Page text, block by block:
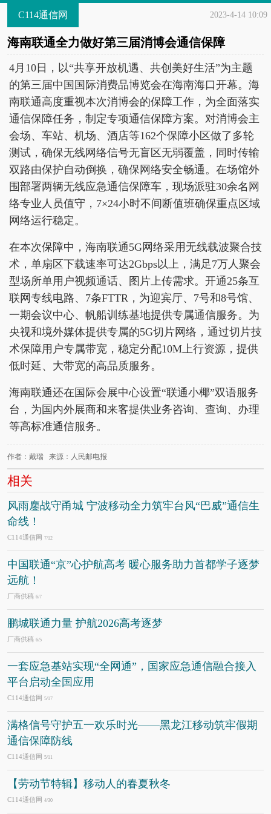
C114通信网 2023-4-14 10:09
海南联通全力做好第三届消博会通信保障
4月10日，以“共享开放机遇、共创美好生活”为主题
的第三届中国国际消费品博览会在海南海口开幕。海
南联通高度重视本次消博会的保障工作，为全面落实
通信保障任务，制定专项通信保障方案。对消博会主
会场、车站、机场、酒店等162个保障小区做了多轮
测试，确保无线网络信号无盲区无弱覆盖，同时传输
双路由保护自动倒换，确保网络安全畅通。在场馆外
围部署两辆无线应急通信保障车，现场派驻30余名网
络专业人员值守，7×24小时不间断值班确保重点区域
网络运行稳定。
在本次保障中，海南联通5G网络采用无线载波聚合技
术，单扇区下载速率可达2Gbps以上，满足7万人聚会
型场所单用户视频通话、图片上传需求。开通25条互
联网专线电路、7条FTTR，为迎宾厅、7号和8号馆、
一期会议中心、帆船训练基地提供专属通信服务。为
央视和境外媒体提供专属的5G切片网络，通过切片技
术保障用户专属带宽，稳定分配10M上行资源，提供
低时延、大带宽的高品质服务。
海南联通还在国际会展中心设置“联通小椰”双语服务
台，为国内外展商和来客提供业务咨询、查询、办理
等高标准通信服务。
作者：戴瑞 来源：人民邮电报
相关
风雨鏖战守甬城 宁波移动全力筑牢台风“巴威”通信生
命线！
C114通信网 7/12
中国联通“京”心护航高考 暖心服务助力首都学子逐梦
远航！
厂商供稿 6/7
鹏城联通力量 护航2026高考逐梦
厂商供稿 6/5
一套应急基站实现“全网通”，国家应急通信融合接入
平台启动全国应用
C114通信网 5/17
满格信号守护五一欢乐时光——黑龙江移动筑牢假期
通信保障防线
C114通信网 5/11
【劳动节特辑】移动人的春夏秋冬
C114通信网 4/30